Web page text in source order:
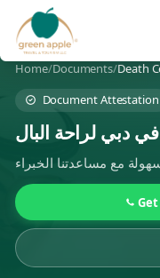
Home/Documents/
Document Attestation
دبي لراحة البال